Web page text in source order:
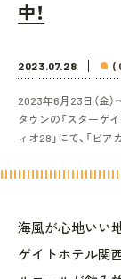
中！
2023.07.28 (
2023年6月23日（金）
タウンの「スターゲ
ィオ28」にて、「ビア
海風が心地いい
ゲイトホテル関